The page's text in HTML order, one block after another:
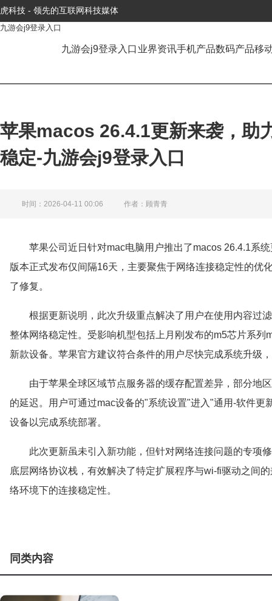
虎科技 - 领先的互联网科技媒体
九游会j9登录入口
九游会j9登录入口 业界资讯手机产品数码产品移
苹果macos 26.4.1更新来袭，助
稳定-九游会j9登录入口
时间：2026-04-11 00:06 作者：顾青青
苹果公司近日针对mac电脑用户推出了macos 26.4.1系
版本正式发布仅间隔16天，主要聚焦于网络连接稳定性的优
了修复。
根据更新说明，此次升级重点解决了用户在使用内容过
整体网络稳定性。受影响机型包括上月刚发布的m5芯片系列
新款设备。苹果官方建议符合条件的用户尽快完成系统升级
由于苹果全球区域节点服务器的缓存配置差异，部分地
的延迟。用户可通过mac设备的"系统设置"进入"通用-软件
设备以完成系统部署。
此次更新虽未引入新功能，但针对网络连接问题的专项
底层网络协议栈，有效解决了特定扩展程序与wi-fi驱动之间
络环境下的连接稳定性。
同类内容